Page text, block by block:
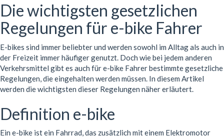
Die wichtigsten gesetzlichen
Regelungen für e-bike Fahrer
E-bikes sind immer beliebter und werden sowohl im Alltag als auch in
der Freizeit immer häufiger genutzt. Doch wie bei jedem anderen
Verkehrsmittel gibt es auch für e-bike Fahrer bestimmte gesetzliche
Regelungen, die eingehalten werden müssen. In diesem Artikel
werden die wichtigsten dieser Regelungen näher erläutert.
Definition e-bike
Ein e-bike ist ein Fahrrad, das zusätzlich mit einem Elektromotor